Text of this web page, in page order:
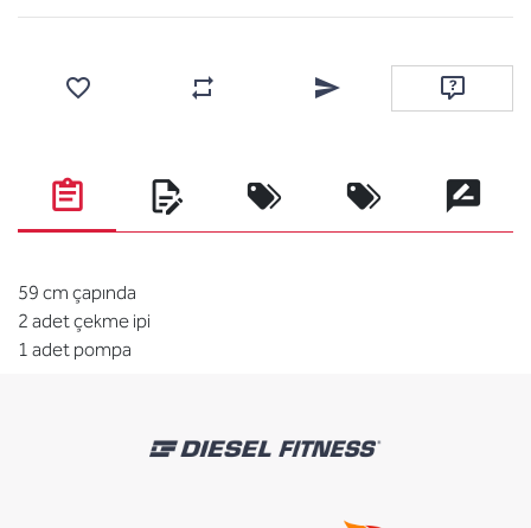
Karşılaştırma listesine ekleArkadaşına e-posta ile
Soru sor
59 cm çapında
2 adet çekme ipi
1 adet pompa